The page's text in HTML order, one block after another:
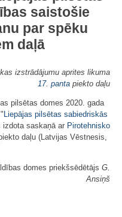
saistošie
par spēku
daļā
izstrādājumu aprites likuma
17. panta piekto daļu
pilsētas domes 2020. gada
Liepājas pilsētas sabiedriskās
izdota saskaņā ar Pirotehnisko
daļu (Latvijas Vēstnesis,
domes priekšsēdētājs G.
Ansiņš